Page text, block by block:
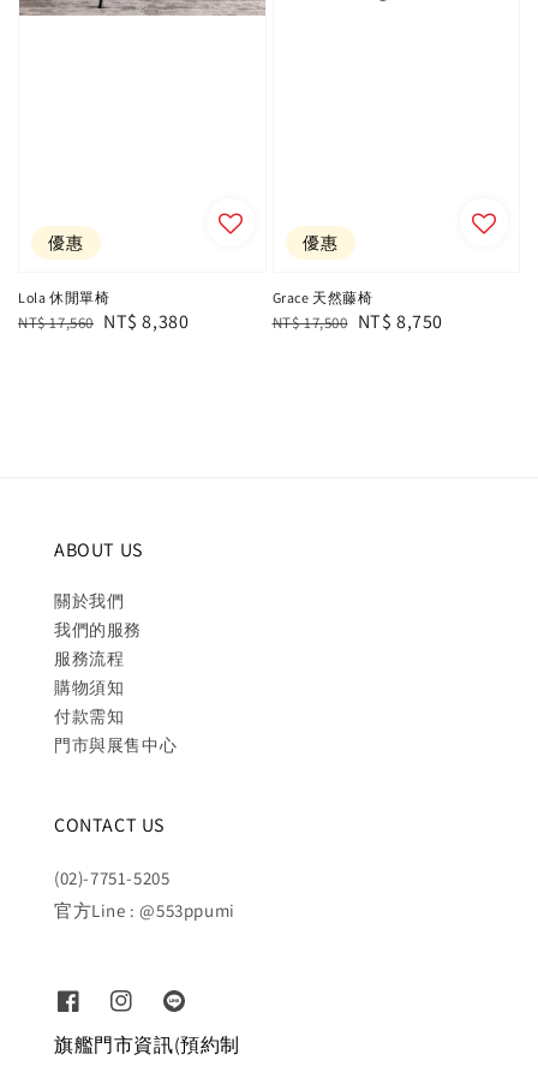
優惠
Lola 休閒單椅
Regular
NT$ 17,560 Sale
NT$ 8,380
優惠
Grace 天然藤椅
Regular
NT$ 17,500 Sale
NT$ 8,750
ABOUT US
關於我們
我們的服務
服務流程
購物須知
付款需知
門市與展售中心
CONTACT US
(02)-7751-5205
官方Line : @553ppumi
旗艦門市資訊(預約制